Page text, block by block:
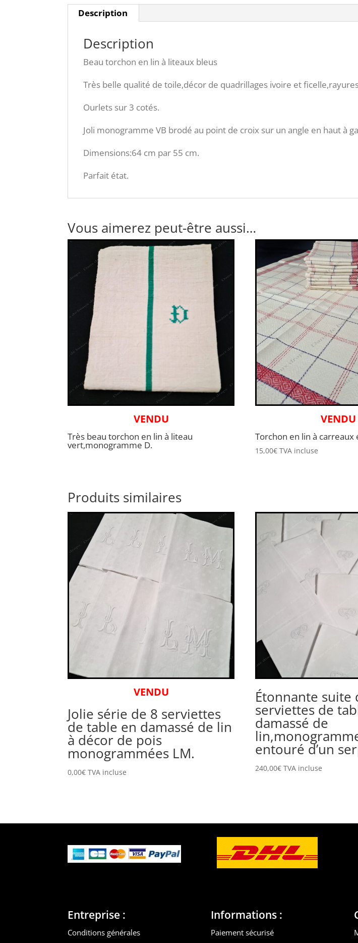
Description
Description
Beau torchon en lin à liteaux bleus
Très belle qualité de toile,décor de quadrillages ivoire et
Ourlets sur 3 cotés.
Joli monogramme VB brodé au point de croix sur un angle en haut à
Dimensions:64 cm par 55 cm.
Parfait état.
Vous aimerez peut-être aussi…
VENDU
Très beau torchon en lin à liteau
vert,monogramme D.
VENDU
Torchon en lin à carreaux
15,00€ TVA incluse
Produits similaires
VENDU
Jolie série de 8 serviettes
de table en damassé de lin
à décor de pois
monogrammées LM.
0,00€ TVA incluse
Étonnante suite
serviettes de
damassé de
entouré d’un
240,00€ TVA incluse
Entreprise :
Conditions générales
Informations :
Paiement sécurisé